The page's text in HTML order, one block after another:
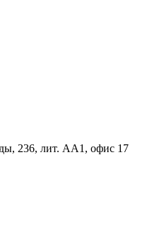
236, лит. АА1, офис 17